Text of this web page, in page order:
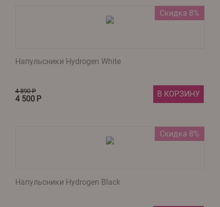
Скидка 8%
Напульсники Hydrogen White
4 890 Р
4 500 Р
В КОРЗИНУ
Скидка 8%
Напульсники Hydrogen Black